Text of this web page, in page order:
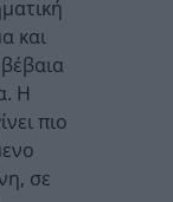
και
Η
πιο
σε